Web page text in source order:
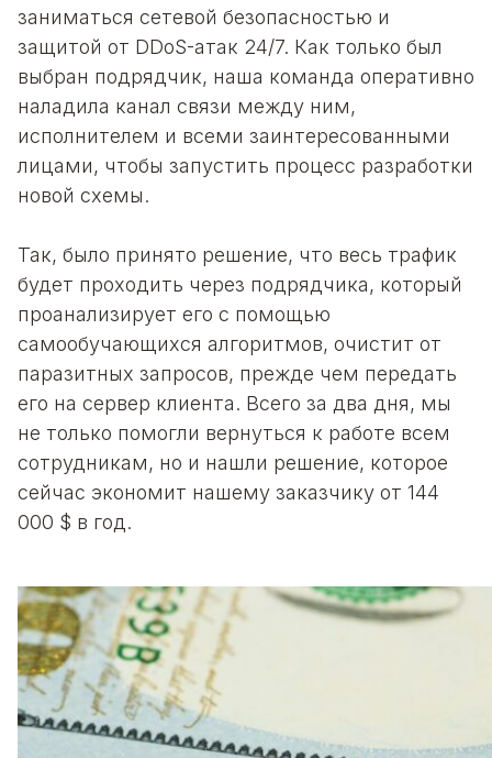
заниматься сетевой безопасностью и
защитой от DDoS-атак 24/7. Как только был
выбран подрядчик, наша команда оперативно
наладила канал связи между ним,
исполнителем и всеми заинтересованными
лицами, чтобы запустить процесс разработки
новой схемы.
Так, было принято решение, что весь трафик
будет проходить через подрядчика, который
проанализирует его с помощью
самообучающихся алгоритмов, очистит от
паразитных запросов, прежде чем передать
его на сервер клиента. Всего за два дня, мы
не только помогли вернуться к работе всем
сотрудникам, но и нашли решение, которое
сейчас экономит нашему заказчику от 144
000 $ в год.